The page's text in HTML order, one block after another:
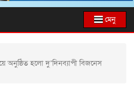
মেনু
অনুষ্ঠিত হলো দু’দিনব্যাপী বিজনেস